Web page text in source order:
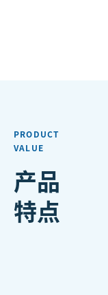
PRODUCT
VALUE
产品
特点